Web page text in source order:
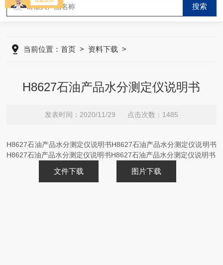
当前位置：首页 > 资料下载 >
H8627石油产品水分测定仪说明书
发表时间：2020/11/29 点击次数：1485
H8627石油产品水分测定仪说明书H8627石油产品水分测定仪说明书
H8627石油产品水分测定仪说明书H8627石油产品水分测定仪说明书
文件下载 图片下载